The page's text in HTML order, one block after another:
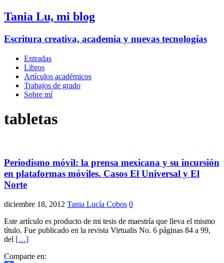
Tania Lu, mi blog
Escritura creativa, academia y nuevas tecnologías
Entradas
Libros
Artículos académicos
Trabajos de grado
Sobre mí
tabletas
Periodismo móvil: la prensa mexicana y su incursión
en plataformas móviles. Casos El Universal y El
Norte
diciembre 18, 2012 Tania Lucía Cobos 0
Este artículo es producto de mi tesis de maestría que lleva el mismo
título. Fue publicado en la revista Virtualis No. 6 páginas 84 a 99,
del […]
Comparte en: